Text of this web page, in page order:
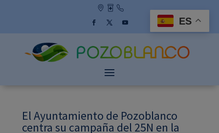
El Ayuntamiento de Pozoblanco
centra su campaña del 25N en la
ES